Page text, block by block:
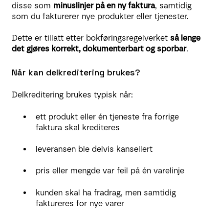
disse som minuslinjer på en ny faktura, samtidig
som du fakturerer nye produkter eller tjenester.
Dette er tillatt etter bokføringsregelverket så lenge
det gjøres korrekt, dokumenterbart og sporbar.
Når kan delkreditering brukes?
Delkreditering brukes typisk når:
ett produkt eller én tjeneste fra forrige
faktura skal krediteres
leveransen ble delvis kansellert
pris eller mengde var feil på én varelinje
kunden skal ha fradrag, men samtidig
faktureres for nye varer